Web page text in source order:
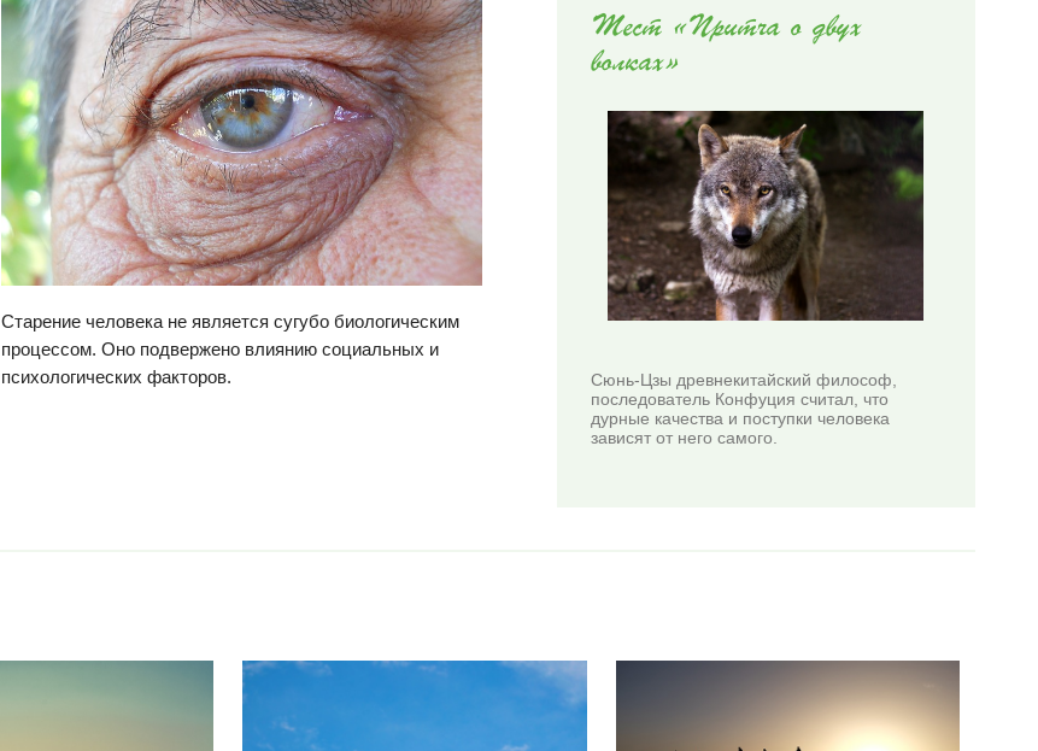
Старение человека не является сугубо биологическим
процессом. Оно подвержено влиянию социальных и
психологических факторов.
Тест «Притча о двух
волках»
Сюнь-Цзы древнекитайский философ,
последователь Конфуция считал, что
дурные качества и поступки человека
зависят от него самого.